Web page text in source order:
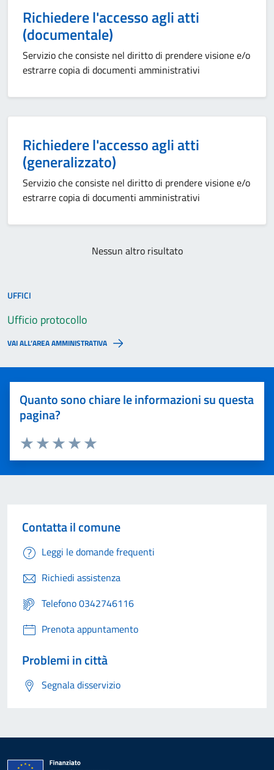
Richiedere l'accesso agli atti
(documentale)
Servizio che consiste nel diritto di prendere visione e/o
estrarre copia di documenti amministrativi
Richiedere l'accesso agli atti
(generalizzato)
Servizio che consiste nel diritto di prendere visione e/o
estrarre copia di documenti amministrativi
Nessun altro risultato
UFFICI
Ufficio protocollo
VAI ALL’AREA AMMINISTRATIVA
Quanto sono chiare le informazioni su questa
pagina?
Valuta 5 stelle su 5
Valuta 4 stelle su 5
Valuta 3 stelle su 5
Valuta 2 stelle su 5
Valuta 1 stelle su 5
Contatta il comune
Leggi le domande frequenti
Richiedi assistenza
Telefono 0342746116
Prenota appuntamento
Problemi in città
Segnala disservizio